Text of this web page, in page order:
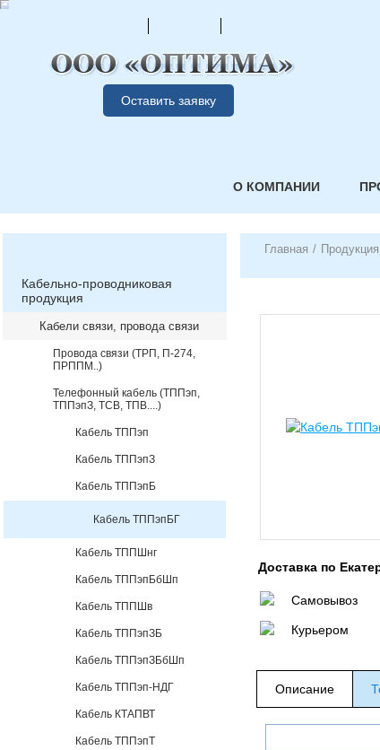
Оставить заявку
О КОМПАНИИ
Кабельно-проводниковая
продукция
Кабели связи, провода связи
Провода связи (ТРП, П-274,
ПРППМ..)
Телефонный кабель (ТППэп,
ТППэпЗ, ТСВ, ТПВ....)
Кабель ТППэп
Кабель ТППэпЗ
Кабель ТППэпБ
Кабель ТППэпБГ
Кабель ТППШнг
Кабель ТППэпБбШп
Кабель ТППШв
Кабель ТППэпЗБ
Кабель ТППэпЗБбШп
Кабель ТППэп-НДГ
Кабель КТАПВТ
Кабель ТППэпТ
Главная / Продукция
Доставка по
Самовывоз
Курьером
Описание